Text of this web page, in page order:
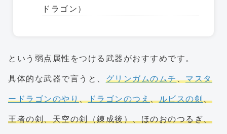
ドラゴン）
という弱点属性をつける武器がおすすめです。
具体的な武器で言うと、 グリンガムのムチ、マスタ
ードラゴンのやり、ドラゴンのつえ、ルビスの剣、
王者の剣、天空の剣（錬成後）、ほのおのつるぎ、